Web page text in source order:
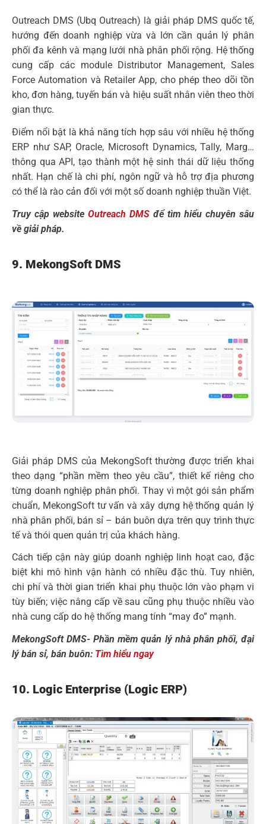
Outreach DMS (Ubq Outreach) là giải pháp DMS quốc tế,
hướng đến doanh nghiệp vừa và lớn cần quản lý phân
phối đa kênh và mạng lưới nhà phân phối rộng. Hệ thống
cung cấp các module Distributor Management, Sales
Force Automation và Retailer App, cho phép theo dõi tồn
kho, đơn hàng, tuyến bán và hiệu suất nhân viên theo thời
gian thực.
Điểm nổi bật là khả năng tích hợp sâu với nhiều hệ thống
ERP như SAP, Oracle, Microsoft Dynamics, Tally, Marg…
thông qua API, tạo thành một hệ sinh thái dữ liệu thống
nhất. Hạn chế là chi phí, ngôn ngữ và hỗ trợ địa phương
có thể là rào cản đối với một số doanh nghiệp thuần Việt.
Truy cập website Outreach DMS để tìm hiểu chuyên sâu
về giải pháp.
9. MekongSoft DMS
Giải pháp DMS của MekongSoft thường được triển khai
theo dạng “phần mềm theo yêu cầu”, thiết kế riêng cho
từng doanh nghiệp phân phối. Thay vì một gói sản phẩm
chuẩn, MekongSoft tư vấn và xây dựng hệ thống quản lý
nhà phân phối, bán sỉ – bán buôn dựa trên quy trình thực
tế và thói quen quản trị của khách hàng.
Cách tiếp cận này giúp doanh nghiệp linh hoạt cao, đặc
biệt khi mô hình vận hành có nhiều đặc thù. Tuy nhiên,
chi phí và thời gian triển khai phụ thuộc lớn vào phạm vi
tùy biến; việc nâng cấp về sau cũng phụ thuộc nhiều vào
nhà cung cấp do hệ thống mang tính “may đo” mạnh.
MekongSoft DMS- Phần mềm quản lý nhà phân phối, đại
lý bán sỉ, bán buôn: Tìm hiểu ngay
10. Logic Enterprise (Logic ERP)